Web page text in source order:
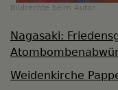
Bildrechte beim Autor
Nagasaki:
Weidenkirche